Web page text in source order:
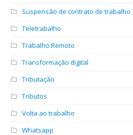
Suspensão de contrato de trabalho
Teletrabalho
Trabalho Remoto
Transformação digital
Tributação
Tributos
Volta ao trabalho
Whatsapp